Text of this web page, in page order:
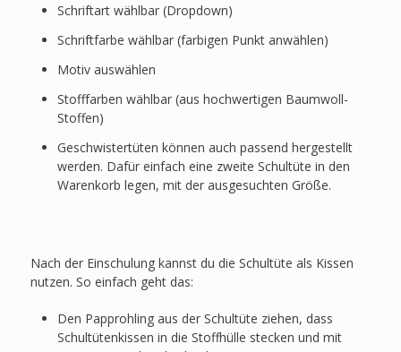
Schriftart wählbar (Dropdown)
Schriftfarbe wählbar (farbigen Punkt anwählen)
Motiv auswählen
Stofffarben wählbar (aus hochwertigen Baumwoll-
Stoffen)
Geschwistertüten können auch passend hergestellt
werden. Dafür einfach eine zweite Schultüte in den
Warenkorb legen, mit der ausgesuchten Größe.
Nach der Einschulung kannst du die Schultüte als Kissen
nutzen. So einfach geht das:
Den Papprohling aus der Schultüte ziehen, dass
Schultütenkissen in die Stoffhülle stecken und mit